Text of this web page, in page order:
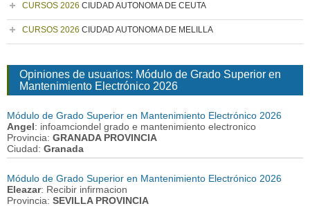
CURSOS 2026 CIUDAD AUTONOMA DE CEUTA
CURSOS 2026 CIUDAD AUTONOMA DE MELILLA
Opiniones de usuarios: Módulo de Grado Superior en
Mantenimiento Electrónico 2026
Módulo de Grado Superior en Mantenimiento Electrónico 2026
Angel: infoamciondel grado e mantenimiento electronico
Provincia: GRANADA PROVINCIA
Ciudad: Granada
Módulo de Grado Superior en Mantenimiento Electrónico 2026
Eleazar: Recibir infirmacion
Provincia: SEVILLA PROVINCIA